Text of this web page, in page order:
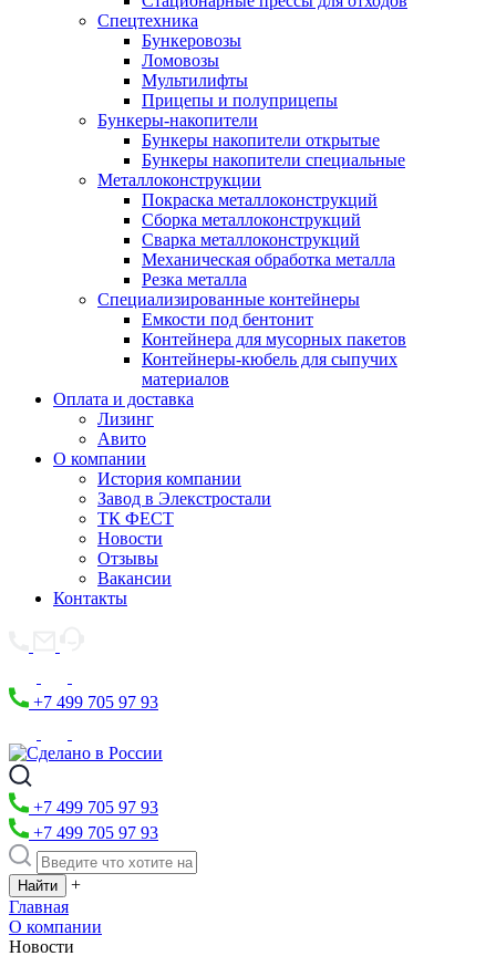
Спецтехника
Бункеровозы
Ломовозы
Мультилифты
Прицепы и полуприцепы
Бункеры-накопители
Бункеры накопители открытые
Бункеры накопители специальные
Металлоконструкции
Покраска металлоконструкций
Сборка металлоконструкций
Сварка металлоконструкций
Механическая обработка металла
Резка металла
Специализированные контейнеры
Емкости под бентонит
Контейнера для мусорных пакетов
Контейнеры-кюбель для сыпучих
материалов
Оплата и доставка
Лизинг
Авито
О компании
История компании
Завод в Элекстростали
ТК ФЕСТ
Новости
Отзывы
Вакансии
Контакты
+7 499 705 97 93
+7 499 705 97 93
+7 499 705 97 93
+
Главная
О компании
Новости